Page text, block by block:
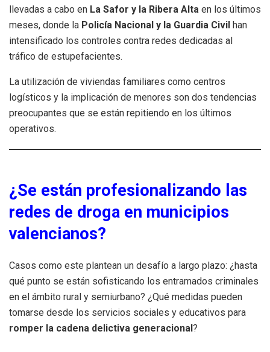
llevadas a cabo en La Safor y la Ribera Alta en los últimos
meses, donde la Policía Nacional y la Guardia Civil han
intensificado los controles contra redes dedicadas al
tráfico de estupefacientes.
La utilización de viviendas familiares como centros
logísticos y la implicación de menores son dos tendencias
preocupantes que se están repitiendo en los últimos
operativos.
¿Se están profesionalizando las
redes de droga en municipios
valencianos?
Casos como este plantean un desafío a largo plazo: ¿hasta
qué punto se están sofisticando los entramados criminales
en el ámbito rural y semiurbano? ¿Qué medidas pueden
tomarse desde los servicios sociales y educativos para
romper la cadena delictiva generacional?